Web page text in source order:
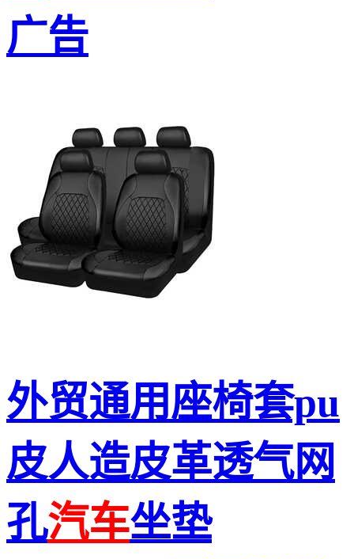
广告
外贸通用座椅套pu
皮人造皮革透气网
孔汽车坐垫